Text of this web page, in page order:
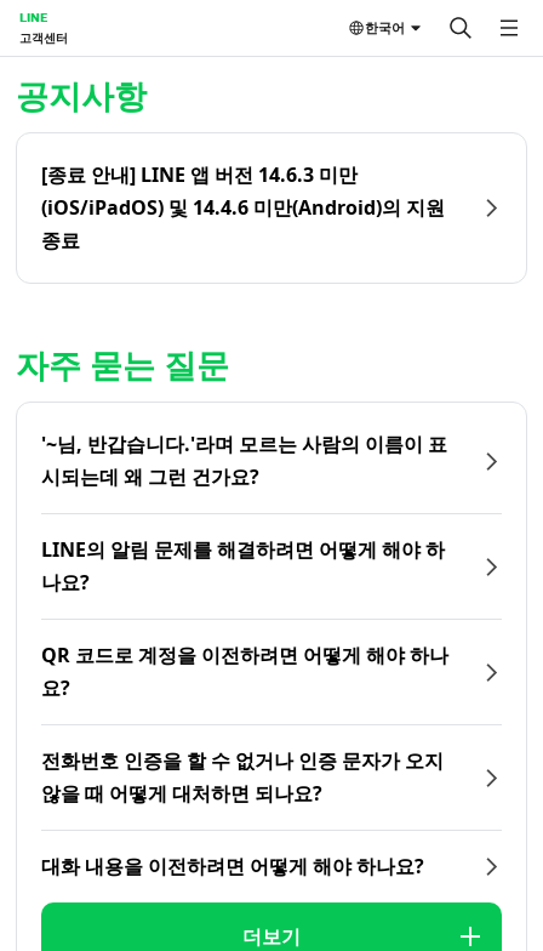
LINE
고객센터
한국어
공지사항
[종료 안내] LINE 앱 버전 14.6.3 미만
(iOS/iPadOS) 및 14.4.6 미만(Android)의 지원
종료
자주 묻는 질문
'~님, 반갑습니다.'라며 모르는 사람의 이름이 표
시되는데 왜 그런 건가요?
LINE의 알림 문제를 해결하려면 어떻게 해야 하
나요?
QR 코드로 계정을 이전하려면 어떻게 해야 하나
요?
전화번호 인증을 할 수 없거나 인증 문자가 오지
않을 때 어떻게 대처하면 되나요?
대화 내용을 이전하려면 어떻게 해야 하나요?
더보기